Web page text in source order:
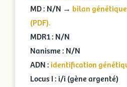
MD : N/N → bilan
(PDF).
MDR1 : N/N
Nanisme : N/N
ADN : identification
Locus I : i/i (gène argenté)